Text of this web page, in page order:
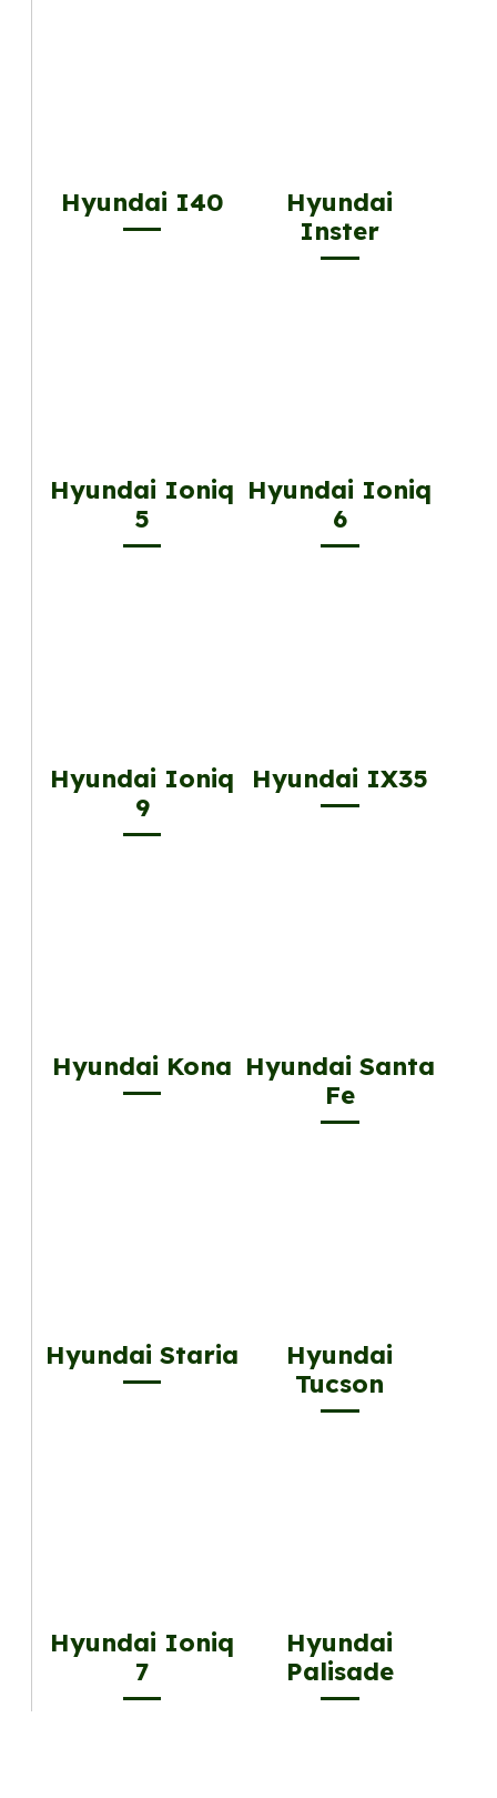
Hyundai I40
Hyundai
Inster
Hyundai Ioniq
5
Hyundai Ioniq
6
Hyundai Ioniq
9
Hyundai IX35
Hyundai Kona Hyundai Santa
Fe
Hyundai Staria
Hyundai
Tucson
Hyundai Ioniq
7
Hyundai
Palisade